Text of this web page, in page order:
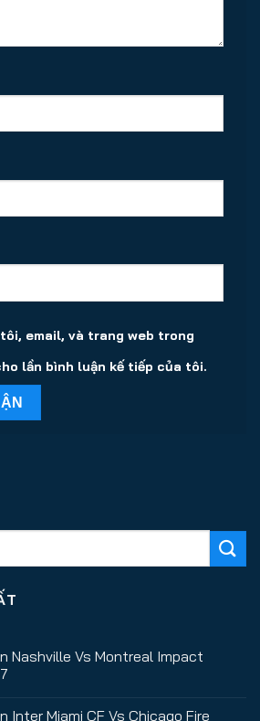
email, và trang web trong
lần bình luận kế tiếp của tôi.
Nashville Vs Montreal Impact
Inter Miami CF Vs Chicago Fire